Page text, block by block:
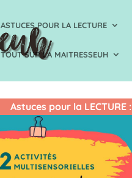
ASTUCES POUR LA LECTURE
TOUT SUR LA MAITRESSEUH
Astuces pour la LECTURE: